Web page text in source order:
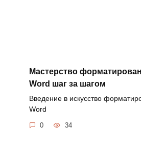
Мастерство
Word шаг за шагом
Введение в искусство
Word
0 34